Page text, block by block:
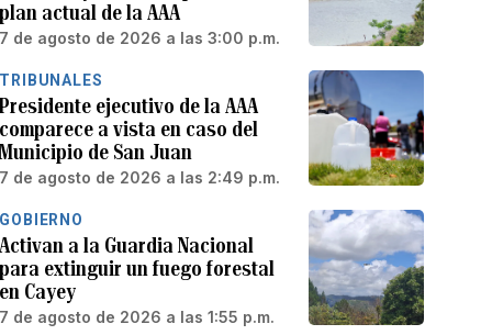
plan actual de la AAA
7 de agosto de 2026 a las 3:00 p.m.
TRIBUNALES
Presidente ejecutivo de la AAA
comparece a vista en caso del
Municipio de San Juan
7 de agosto de 2026 a las 2:49 p.m.
GOBIERNO
Activan a la Guardia Nacional
para extinguir un fuego forestal
en Cayey
7 de agosto de 2026 a las 1:55 p.m.